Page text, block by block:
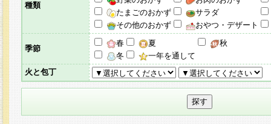
種類
たまごのおかず
サラダ
その他のおかず
おやつ・デザート
季節
春 夏
秋
冬
一年を通して
火と包丁